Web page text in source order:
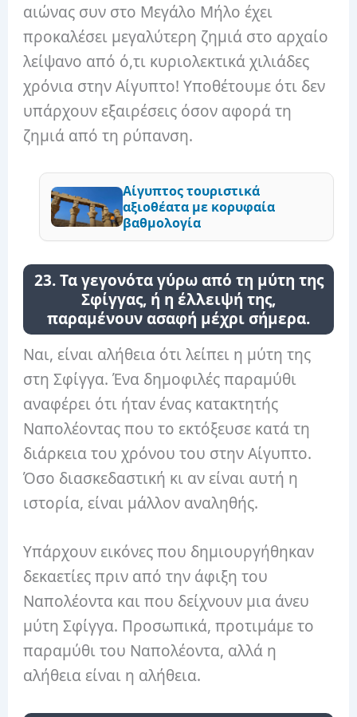
αιώνας συν στο Μεγάλο Μήλο έχει
προκαλέσει μεγαλύτερη ζημιά στο αρχαίο
λείψανο από ό,τι κυριολεκτικά χιλιάδες
χρόνια στην Αίγυπτο! Υποθέτουμε ότι δεν
υπάρχουν εξαιρέσεις όσον αφορά τη
ζημιά από τη ρύπανση.
Αίγυπτος τουριστικά
αξιοθέατα με κορυφαία
βαθμολογία
23. Τα γεγονότα γύρω από τη μύτη της
Σφίγγας, ή η έλλειψή της,
παραμένουν ασαφή μέχρι σήμερα.
Ναι, είναι αλήθεια ότι λείπει η μύτη της
στη Σφίγγα. Ένα δημοφιλές παραμύθι
αναφέρει ότι ήταν ένας κατακτητής
Ναπολέοντας που το εκτόξευσε κατά τη
διάρκεια του χρόνου του στην Αίγυπτο.
Όσο διασκεδαστική κι αν είναι αυτή η
ιστορία, είναι μάλλον αναληθής.
Υπάρχουν εικόνες που δημιουργήθηκαν
δεκαετίες πριν από την άφιξη του
Ναπολέοντα και που δείχνουν μια άνευ
μύτη Σφίγγα. Προσωπικά, προτιμάμε το
παραμύθι του Ναπολέοντα, αλλά η
αλήθεια είναι η αλήθεια.